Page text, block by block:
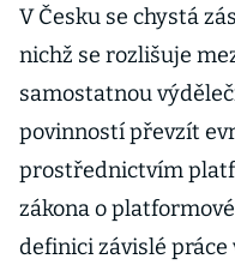
V Česku se chystá
nichž se rozlišuje
samostatnou
povinností převzít
prostřednictvím
zákona o
definici závislé práce